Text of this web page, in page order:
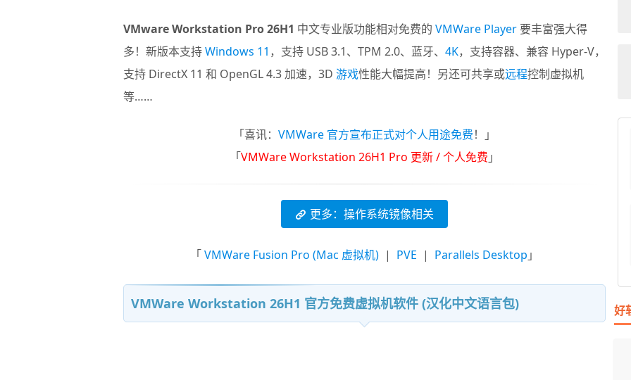
VMware Workstation Pro 26H1 中文专业版功能相对免费的 VMWare Player要丰富强大得
多！新版本支持Windows 11 ，支持 USB 3.1、TPM 2.0、蓝牙、 4K，支持容器、兼容 Hyper-V，
支持 DirectX 11 和 OpenGL 4.3 加速，3D 游戏性能大幅提高！另还可共享或远程控制虚拟机
等……
「喜讯： VMWare 官方宣布正式对个人用途免费！」
「VMWare Workstation 26H1 Pro 更新 / 个人免费 」
更多：操作系统镜像相关
「VMWare Fusion Pro (Mac 虚拟机)| PVE | Parallels Desktop 」
VMWare Workstation 26H1 官方免费虚拟机软件 (汉化中文语言包) 好